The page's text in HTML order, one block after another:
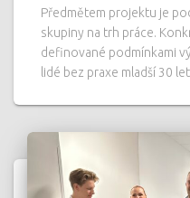
Předmětem projektu je
skupiny na trh práce.
definované podmínkami
lidé bez praxe mladší 30